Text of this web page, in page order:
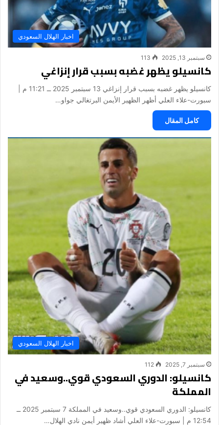
اخبار الهلال السعودي
سبتمبر 13, 2025 113
كانسيلو يظهر غضبه بسبب قرار إنزاغي
كانسيلو يظهر غضبه بسبب قرار إنزاغي 13 سبتمبر 2025 ــ 11:21 م |
سبورت-علاء العلي أظهر الظهير الأيمن البرتغالي جواو…
كامل المقال
اخبار الهلال السعودي
سبتمبر 7, 2025 112
كانسيلو: الدوري السعودي قوي..وسعيد في
المملكة
كانسيلو: الدوري السعودي قوي..وسعيد في المملكة 7 سبتمبر 2025 ــ
12:54 م | سبورت-علاء العلي أشاد ظهير أيمن نادي الهلال…